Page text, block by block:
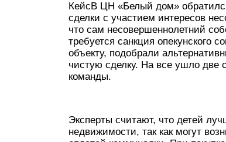
КейсВ ЦН «Белый дом»
сделки с участием интересов
что сам несовершеннолетний
требуется санкция опекунского
объекту, подобрали
чистую сделку. На все ушло две
команды.
Эксперты считают, что детей
недвижимости, так как могут